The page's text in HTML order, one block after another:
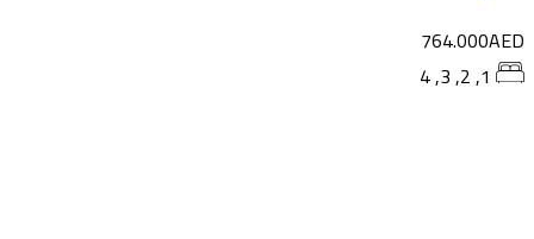
1, 2, 3, 4